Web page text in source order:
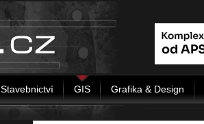
Stavebnictví GIS Grafika & Design